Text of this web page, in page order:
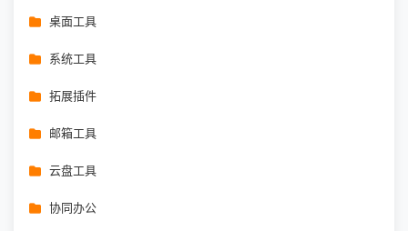
桌面工具
系统工具
拓展插件
邮箱工具
云盘工具
协同办公